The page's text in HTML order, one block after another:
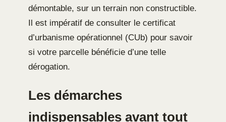
démontable, sur un terrain non constructible.
Il est impératif de consulter le certificat
d’urbanisme opérationnel (CUb) pour savoir
si votre parcelle bénéficie d’une telle
dérogation.
Les démarches
indispensables avant tout